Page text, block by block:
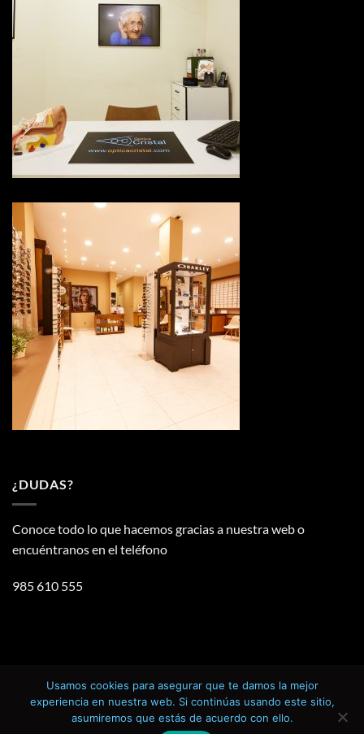
¿DUDAS?
Conoce todo lo que hacemos gracias a nuestra web o
encuéntranos en el teléfono
985 610 555
Visa PayPal MasterCardCredit
Card
TÉRMINOS Y CONDICIONES DE COMPRA
Usamos cookies para asegurar que te damos la mejor
experiencia en nuestra web. Si continúas usando este sitio,
asumiremos que estás de acuerdo con ello.